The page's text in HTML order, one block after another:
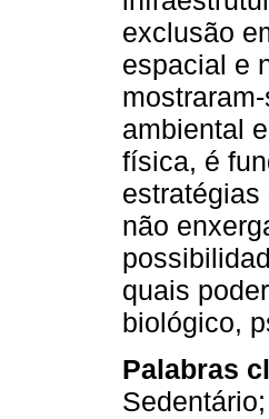
exclusão
espacial e
ambiental
física, é
não
quais
biológico,
Palabras